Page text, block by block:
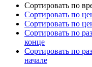
Сортировать по
Сортировать по
Сортировать по
Сортировать по
конце
Сортировать по
начале